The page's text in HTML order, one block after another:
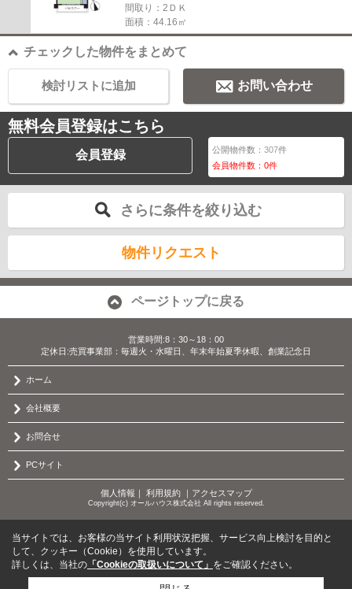
間取り：2ＤＫ
面積：44.16㎡
チェックした物件をまとめて
お問い合わせ
検討リストに追加
無料会員登録はこちら
会員登録 公開物件数：307件
会員物件数：0件
さらに条件を絞り込む
物件リクエスト
ページトップに戻る
営業時間:8：30～18：00
定休日:売買事業部：毎週火・水曜日、年末年始夏季休暇、創業記念日
ホーム
会社概要
お問合せ
PCサイト
個人情報 ｜ 利用規約｜ アクセスマップ
Copyright(c) オールハウス株式会社 All rights reserved.
当サイトでは、お客様の当サイト利用状況把握、サービス向上検討を目的と
して、クッキー（Cookie）を使用しています。
詳しくは、当社の 「Cookieの取扱いについて」 をご確認ください。